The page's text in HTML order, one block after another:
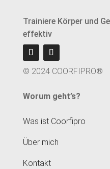
Trainiere Körper und
effektiv
© 2024 COORFIPRO®
Worum geht’s?
Was ist Coorfipro
Über mich
Kontakt